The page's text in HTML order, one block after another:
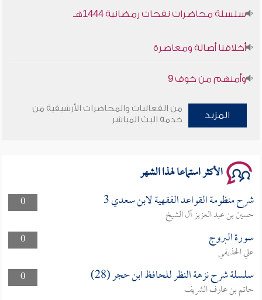
المزيد
من الفعاليات والمحاضرات الأرشيفية من
خدمة البث المباشر
الأكثر استماعا لهذا الشهر
0 شرح منظومة القواعد الفقهية لابن سعدي 3
حسين بن عبد العزيز آل الشيخ
0
سورة البروج
علي الحذيفي
0
سلسلة شرح نزهة النظر للحافظ ابن حجر (28)
حاتم بن عارف الشريف